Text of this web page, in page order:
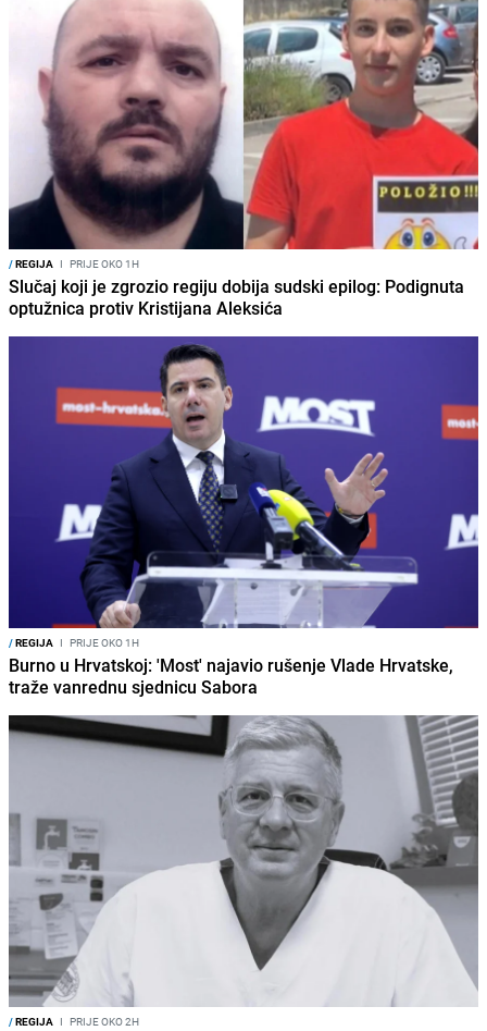
/REGIJA I PRIJE OKO 1H
Slučaj koji je zgrozio regiju dobija sudski epilog: Podignuta
optužnica protiv Kristijana Aleksića
/REGIJA I PRIJE OKO 1H
Burno u Hrvatskoj: 'Most' najavio rušenje Vlade Hrvatske,
traže vanrednu sjednicu Sabora
/REGIJA I PRIJE OKO 2H